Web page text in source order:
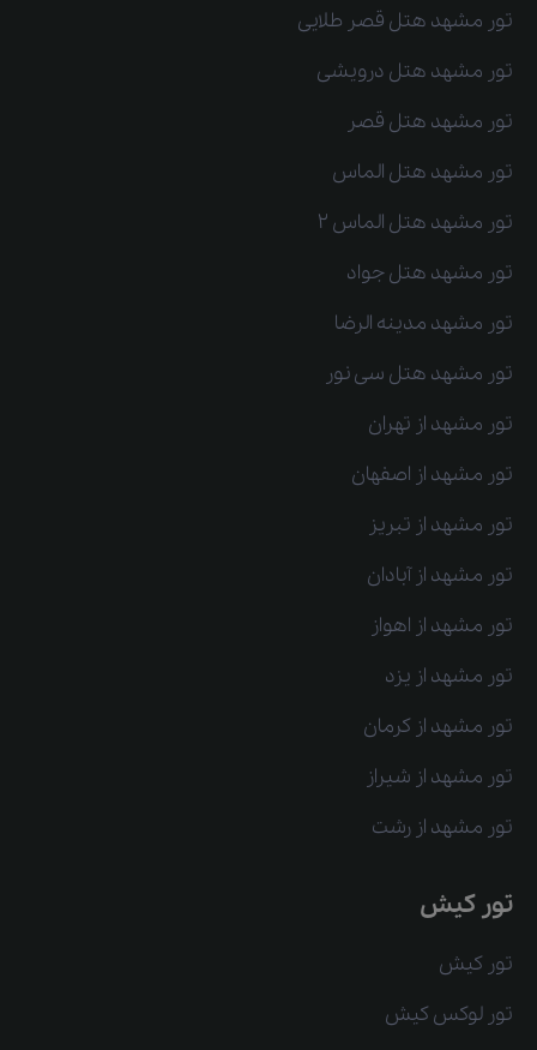
تور مشهد هتل قصر طلایی
تور مشهد هتل درویشی
تور مشهد هتل قصر
تور مشهد هتل الماس
تور مشهد هتل الماس 2
تور مشهد هتل جواد
تور مشهد مدینه الرضا
تور مشهد هتل سی نور
تور مشهد از تهران
تور مشهد از اصفهان
تور مشهد از تبریز
تور مشهد از آبادان
تور مشهد از اهواز
تور مشهد از یزد
تور مشهد از کرمان
تور مشهد از شیراز
تور مشهد از رشت
تور کیش
تور کیش
تور لوکس کیش